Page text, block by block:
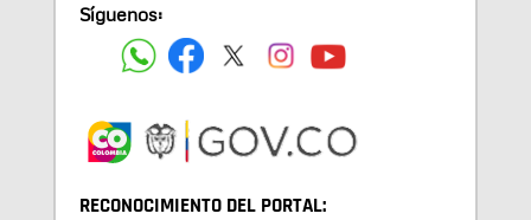
Síguenos:
RECONOCIMIENTO DEL PORTAL: